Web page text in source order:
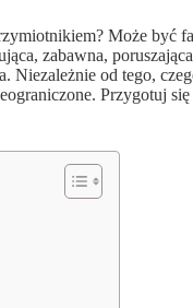
Może być
zabawna,
od tego,
Przygotuj